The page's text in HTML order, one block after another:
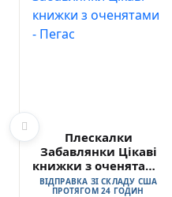
Плескалки
Забавлянки Цікаві
книжки з оченятами
– Пегас
ВІДПРАВКА ЗІ СКЛАДУ США
ПРОТЯГОМ 24 ГОДИН